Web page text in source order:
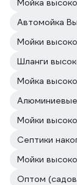
Мойка
Автомойка
Мойки
Шланги
Мойка
Мойки
Септики
Мойки
Оптом